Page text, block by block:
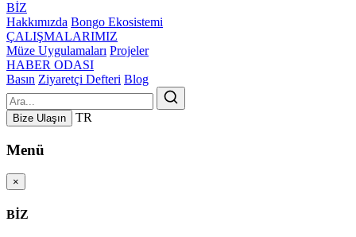
BİZ
Hakkımızda Bongo Ekosistemi
ÇALIŞMALARIMIZ
Müze Uygulamaları Projeler
HABER ODASI
Basın Ziyaretçi Defteri Blog
Bize Ulaşın TR
Menü
×
BİZ